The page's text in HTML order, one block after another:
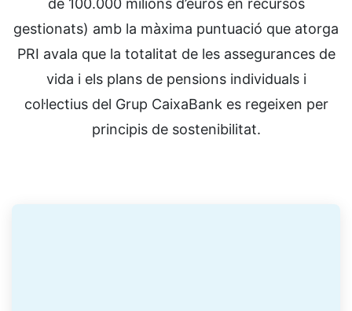
de 100.000 milions d’euros en recursos
gestionats) amb la màxima puntuació que atorga
PRI avala que la totalitat de les assegurances de
vida i els plans de pensions individuals i
col·lectius del Grup CaixaBank es regeixen per
principis de sostenibilitat.